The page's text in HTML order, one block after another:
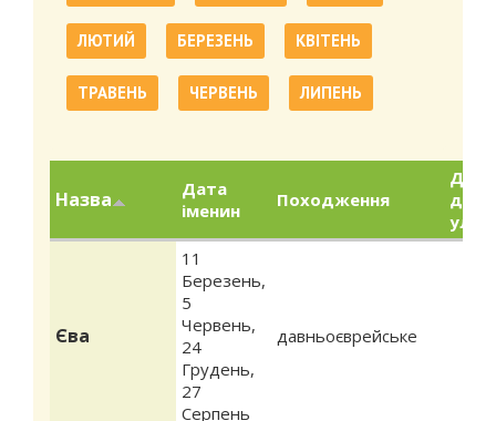
ЛЮТИЙ БЕРЕЗЕНЬ КВІТЕНЬ
ТРАВЕНЬ ЧЕРВЕНЬ ЛИПЕНЬ
Назва
Дата
іменин
Походження
до
Єва
11
Березень,
5
Червень,
24
Грудень,
27
Серпень
давньоєврейське